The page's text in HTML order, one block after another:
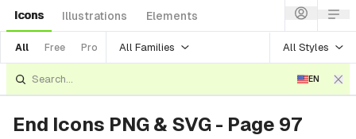
Icons Illustrations Elements
All Free Pro All Families All Styles
EN
End Icons PNG & SVG - Page 97